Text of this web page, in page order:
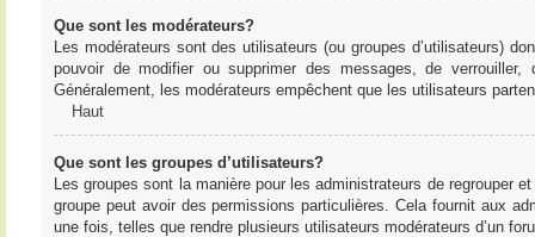
Que sont les modérateurs?
Les modérateurs sont des utilisateurs (ou groupes d’utilisateurs)
pouvoir de modifier ou supprimer des messages, de
Généralement, les modérateurs empêchent que les utilisateurs
Haut
Que sont les groupes d’utilisateurs?
Les groupes sont la manière pour les administrateurs de regrouper
groupe peut avoir des permissions particulières. Cela fournit aux
une fois, telles que rendre plusieurs utilisateurs modérateurs d’un